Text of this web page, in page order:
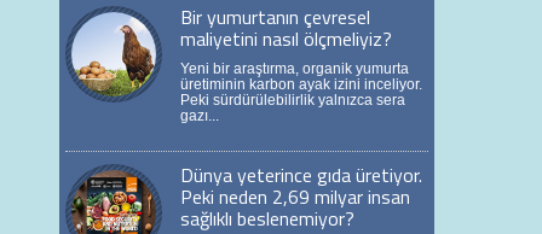
Bir yumurtanın çevresel
maliyetini nasıl ölçmeliyiz?
Yeni bir araştırma, organik yumurta
üretiminin karbon ayak izini inceliyor.
Peki sürdürülebilirlik yalnızca sera
gazı...
Dünya yeterince gıda üretiyor.
Peki neden 2,69 milyar insan
sağlıklı beslenemiyor?